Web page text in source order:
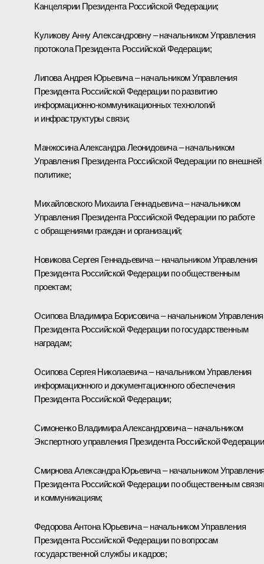
Канцелярии Президента Российской Федерации;
Куликову Анну Александровну – начальником Управления
протокола Президента Российской Федерации;
Липова Андрея Юрьевича – начальником Управления
Президента Российской Федерации по развитию
информационно-коммуникационных технологий
и инфраструктуры связи;
Манжосина Александра Леонидовича – начальником
Управления Президента Российской Федерации по внешней
политике;
Михайловского Михаила Геннадьевича – начальником
Управления Президента Российской Федерации по работе
с обращениями граждан и организаций;
Новикова Сергея Геннадьевича – начальником Управления
Президента Российской Федерации по общественным
проектам;
Осипова Владимира Борисовича – начальником Управления
Президента Российской Федерации по государственным
наградам;
Осипова Сергея Николаевича – начальником Управления
информационного и документационного обеспечения
Президента Российской Федерации;
Симоненко Владимира Александровича – начальником
Экспертного управления Президента Российской
Смирнова Александра Юрьевича – начальником
Президента Российской Федерации по общественным
и коммуникациям;
Федорова Антона Юрьевича – начальником Управления
Президента Российской Федерации по вопросам
государственной службы и кадров;